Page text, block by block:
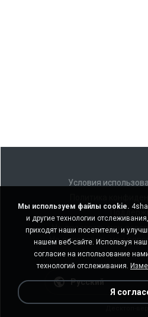
Условия
Не продавать мои
Не передавать мои
Русский
Мы используем файлы cookie.
и другие технологии
приходят наши посетители, и
нашем веб-сайте. Используя
согласие на использование
технологий отслеживания.
Я